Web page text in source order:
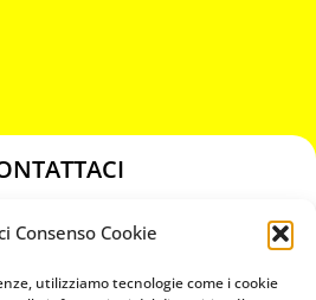
Consenso Cookie
utilizziamo tecnologie come i cookie